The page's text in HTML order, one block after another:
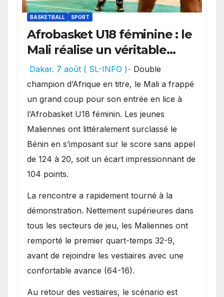
BASKETBALL SPORT
Afrobasket U18 féminine : le
Mali réalise un véritable
festival offensif et inflige
une lourde défaite au
Bénin.
Dakar. 7 août ( SL-INFO )- Double
champion d’Afrique en titre, le Mali a frappé
un grand coup pour son entrée en lice à
l’Afrobasket U18 féminin. Les jeunes
Maliennes ont littéralement surclassé le
Bénin en s’imposant sur le score sans appel
de 124 à 20, soit un écart impressionnant de
104 points.
La rencontre a rapidement tourné à la
démonstration. Nettement supérieures dans
tous les secteurs de jeu, les Maliennes ont
remporté le premier quart-temps 32-9,
avant de rejoindre les vestiaires avec une
confortable avance (64-16).
Au retour des vestiaires, le scénario est